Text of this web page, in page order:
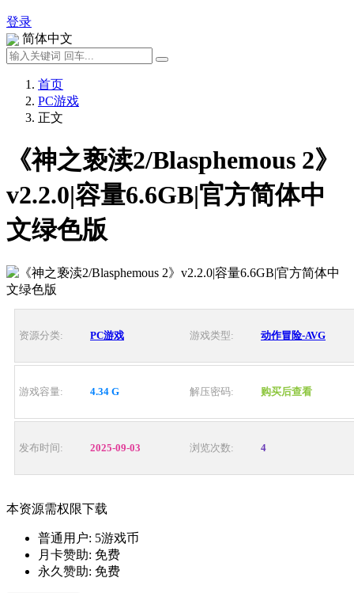
登录
简体中文
首页
PC游戏
正文
《神之亵渎2/Blasphemous 2》
v2.2.0|容量6.6GB|官方简体中
文绿色版
资源分类: PC游戏 游戏类型: 动作冒险-AVG
游戏容量: 4.34 G 解压密码: 购买后查看
发布时间: 2025-09-03 浏览次数: 4
本资源需权限下载
普通用户: 5游戏币
月卡赞助: 免费
永久赞助: 免费